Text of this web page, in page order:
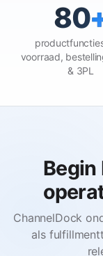
80
voorraad,
& 3PL
Begin
ChannelDock
als